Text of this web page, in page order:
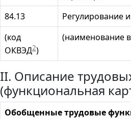
84.13
Регулирование
(код
ОКВЭД2)
(наименование
II. Описание
(функциональная
Обобщенные трудовые